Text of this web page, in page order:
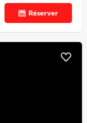
Réserver